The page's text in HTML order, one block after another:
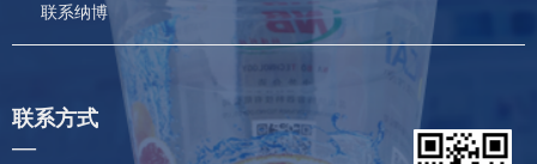
联系纳博
联系方式
—